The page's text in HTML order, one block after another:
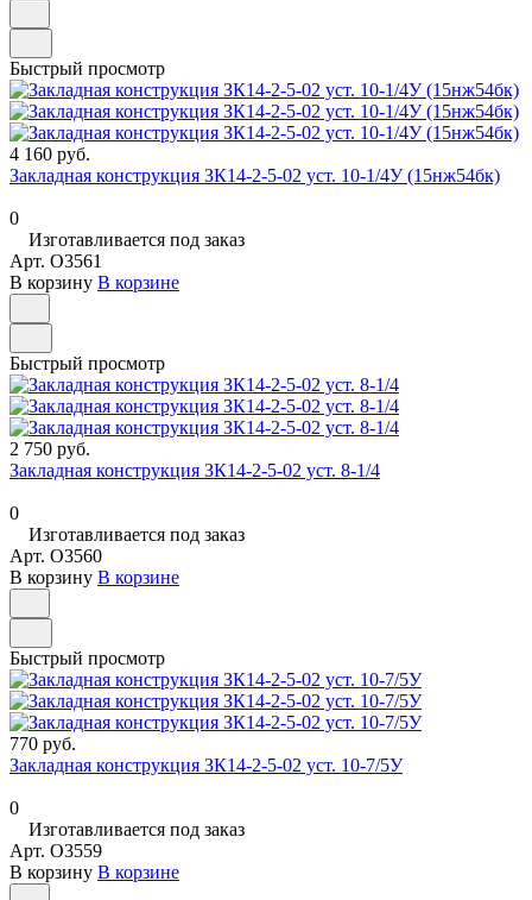
Быстрый просмотр
4 160 руб.
Закладная конструкция ЗК14-2-5-02 уст. 10-1/4У (15нж54бк)
0
Изготавливается под заказ
Арт. O3561
В корзину В корзине
Быстрый просмотр
2 750 руб.
Закладная конструкция ЗК14-2-5-02 уст. 8-1/4
0
Изготавливается под заказ
Арт. O3560
В корзину В корзине
Быстрый просмотр
770 руб.
Закладная конструкция ЗК14-2-5-02 уст. 10-7/5У
0
Изготавливается под заказ
Арт. O3559
В корзину В корзине